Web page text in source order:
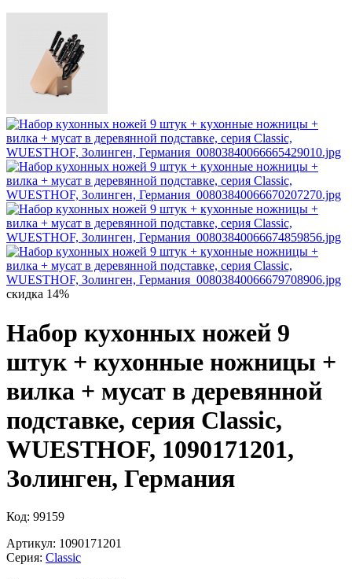
скидка 14%
Набор кухонных ножей 9
штук + кухонные ножницы +
вилка + мусат в деревянной
подставке, серия Classic,
WUESTHOF, 1090171201,
Золинген, Германия
Код: 99159
Артикул: 1090171201
Серия: Classic